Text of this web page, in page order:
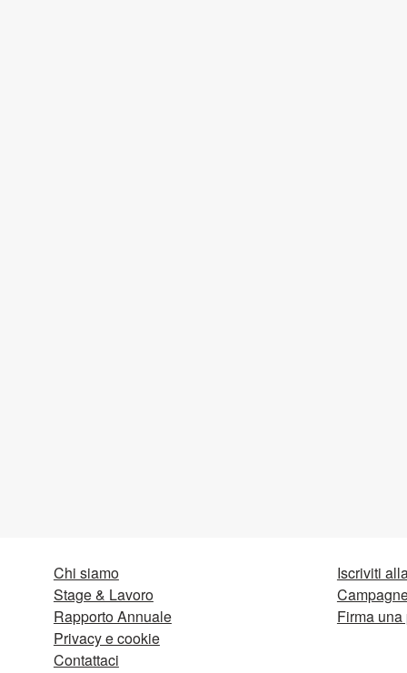
Chi siamo
Stage & Lavoro
Rapporto Annuale
Privacy e cookie
Contattaci
Iscriviti
Firma